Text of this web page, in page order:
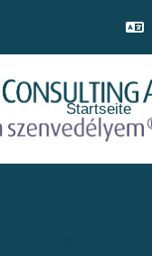
Startseite